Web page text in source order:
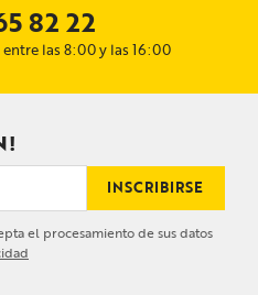
82 22
las 8:00 y las 16:00
INSCRIBIRSE
el procesamiento de sus datos